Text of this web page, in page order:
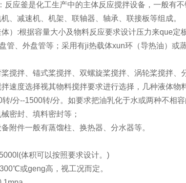
反应釜是化工生产中的主体反应搅拌设备，一般有
、减速机、机架、联轴器、轴承、联接板等组成。
）:根据容量大小及物料反应要求设计压力来que
管、外盘管等；采用有ji热载体xun环（导热油）
搅拌、锚式桨搅拌、双螺旋桨搅拌、涡轮桨搅拌、
速度选择视其物料搅拌要求进行选择，几种液体
/分--1500转/分。如要求把油乳化于水或两种不相
密封、填料密封等；
附件一般有蒸馏柱、换热器、分水器等。
体积可以按照要求设计。)
或geng高，视工况而定。